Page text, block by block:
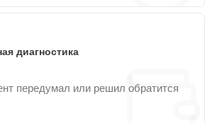
диагностика
передумал или решил обратится